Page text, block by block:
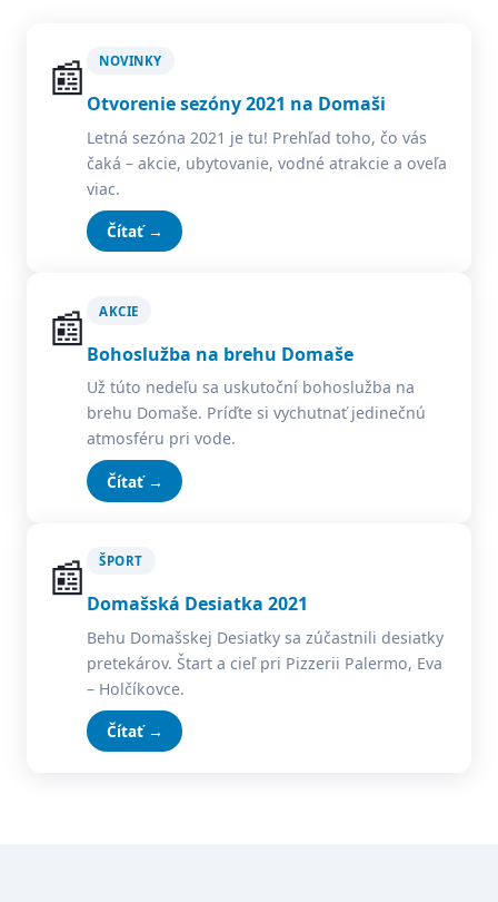
📰 NOVINKY
Otvorenie sezóny 2021 na Domaši
Letná sezóna 2021 je tu! Prehľad toho, čo vás
čaká – akcie, ubytovanie, vodné atrakcie a oveľa
viac.
Čítať →
📰 AKCIE
Bohoslužba na brehu Domaše
Už túto nedeľu sa uskutoční bohoslužba na
brehu Domaše. Príďte si vychutnať jedinečnú
atmosféru pri vode.
Čítať →
📰 ŠPORT
Domašská Desiatka 2021
Behu Domašskej Desiatky sa zúčastnili desiatky
pretekárov. Štart a cieľ pri Pizzerii Palermo, Eva
– Holčíkovce.
Čítať →